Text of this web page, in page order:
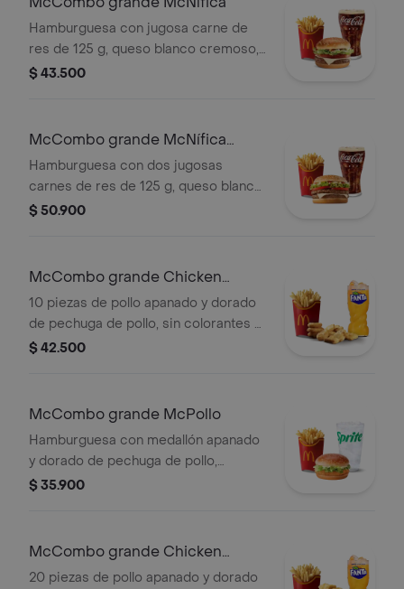
y bebida grande a elección.
Hamburguesa con jugosa carne de
res de 125 g, queso blanco cremoso,
cebolla, tomate fresco, lechuga, salsa
de papas fritas grandes y bebida
grande a elección.
$ 43.500
McCombo grande McNífica
Doble
Hamburguesa con dos jugosas
carnes de res de 125 g, queso blanco
cremoso, cebolla, tomate fresco,
Acompañada de papas fritas grandes
y bebida grande a elección.
$ 50.900
McCombo grande Chicken
McNuggets de 10 pzas
10 piezas de pollo apanado y dorado
de pechuga de pollo, sin colorantes ni
conservantes artificiales.
$ 42.500
McCombo grande McPollo
Hamburguesa con medallón apanado
y dorado de pechuga de pollo,
mayonesa cremosa y lechuga fresca,
a elección.
$ 35.900
McCombo grande Chicken
McNuggets de 20 pzas
20 piezas de pollo apanado y dorado